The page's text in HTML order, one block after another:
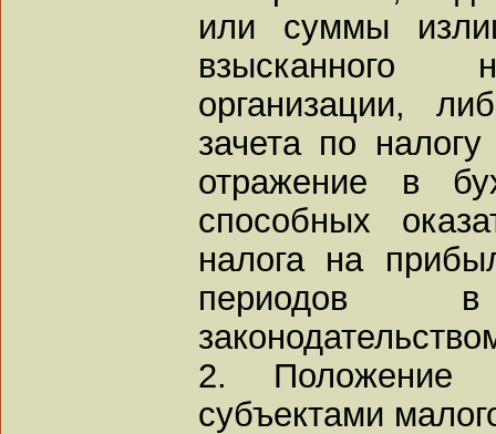
или суммы
взысканного
организации,
зачета по
отражение в
способных
налога на
периодов
2. Положение
субъектами